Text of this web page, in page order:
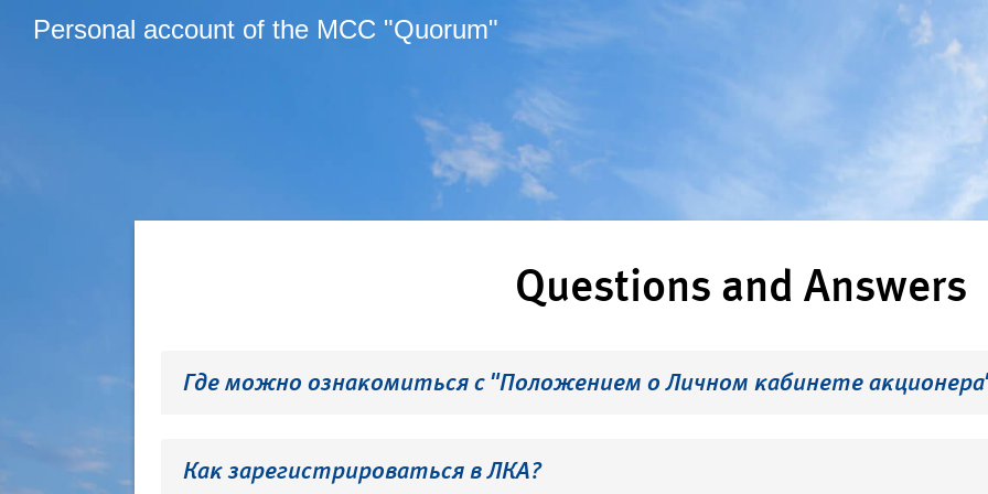
Personal account of the MCC "Quorum"
Questions and Answers
Где можно ознакомиться с "Положением о Личном кабинете
Как зарегистрироваться в ЛКА?